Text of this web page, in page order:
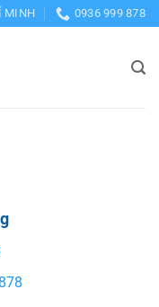
MINH 0936 999 878